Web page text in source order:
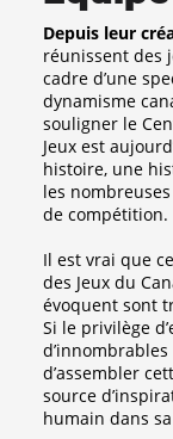
Depuis leur
réunissent des
cadre d’une
dynamisme
souligner le
Jeux est
histoire, une
les
de compétition.
Il est vrai que
des Jeux du
évoquent sont
Si le privilège
d’assembler
source
humain dans